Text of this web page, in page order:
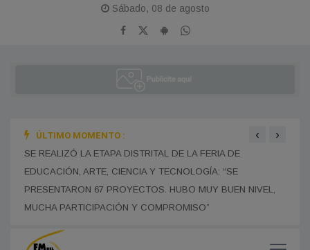
Sábado, 08 de agosto
ÚLTIMO MOMENTO :
SE REALIZÓ LA ETAPA DISTRITAL DE LA FERIA DE
EDUCACIÓN, ARTE, CIENCIA Y TECNOLOGÍA: “SE
PRESENTARON 67 PROYECTOS. HUBO MUY BUEN NIVEL,
MUCHA PARTICIPACIÓN Y COMPROMISO”
‹ ›